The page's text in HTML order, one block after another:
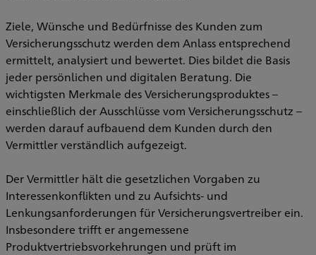
Ziele, Wünsche und Bedürfnisse des Kunden zum
Versicherungsschutz werden dem Anlass entsprechend
ermittelt, analysiert und bewertet. Dies bildet die Basis
jeder persönlichen und digitalen Beratung. Die
wichtigsten Merkmale des Versicherungsproduktes –
einschließlich der Ausschlüsse vom Versicherungsschutz –
werden darauf aufbauend dem Kunden durch den
Vermittler verständlich aufgezeigt.
Der Vermittler hält die gesetzlichen Vorgaben zu
Interessenkonflikten und zu Aufsichts- und
Lenkungsanforderungen für Versicherungsvertreiber ein.
Insbesondere trifft er angemessene
Produktvertriebsvorkehrungen und prüft im